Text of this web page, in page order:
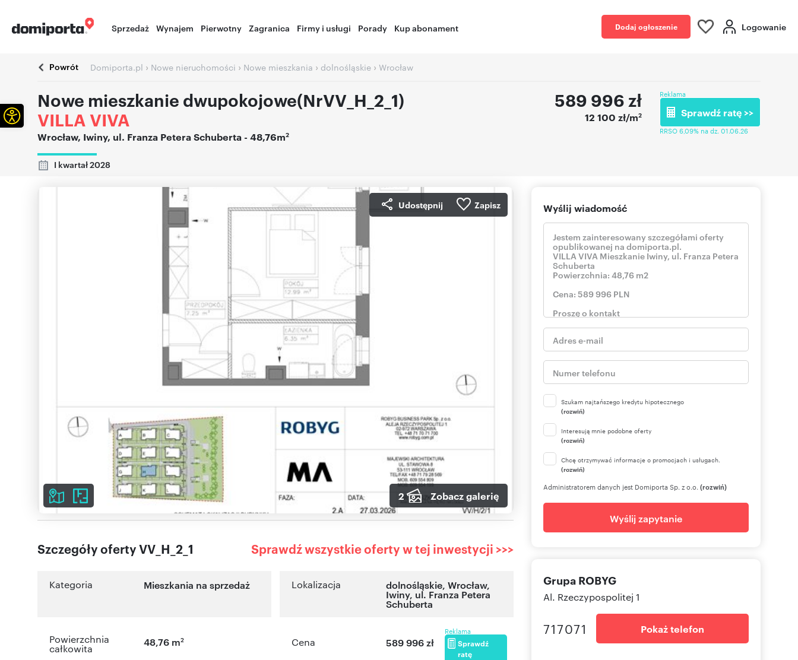
Sprzedaż Wynajem Pierwotny Zagranica Firmy i usługi Porady Kup abonament Dodaj ogłoszenie Logowanie
Powrót Domiporta.pl › Nowe nieruchomości › Nowe mieszkania › dolnośląskie › Wrocław
Nowe mieszkanie dwupokojowe(NrVV_H_2_1)
VILLA VIVA
Wrocław, Iwiny, ul. Franza Petera Schuberta - 48,76m2
I kwartał 2028
589 996 zł
12 100 zł/m2
Reklama
Sprawdź ratę >>
RRSO 6,09% na dz. 01.06.26
Udostępnij Zapisz
2 Zobacz galerię
Szczegóły oferty VV_H_2_1 Sprawdź wszystkie oferty w tej inwestycji >>>
Kategoria Mieszkania na sprzedaż Lokalizacja dolnośląskie,Wrocław,
Iwiny, ul. Franza Petera
Schuberta
Powierzchnia
całkowita
48,76 m2 Cena 589 996 zł
Reklama
Sprawdź
ratę
Wyślij wiadomość
Szukam najtańszego kredytu hipotecznego
(rozwiń)
Interesują mnie podobne oferty
(rozwiń)
Chcę otrzymywać informacje o promocjach i usługach.
(rozwiń)
Administratorem danych jest Domiporta Sp. z o.o. (rozwiń)
Wyślij zapytanie
Grupa ROBYG
Al. Rzeczypospolitej 1
717071 Pokaż telefon
Otwórz pasek narzędzi